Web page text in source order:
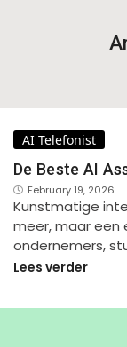
AI Telefonist
De Beste AI
February 19, 2026
Kunstmatige
meer, maar een
ondernemers,
Lees verder